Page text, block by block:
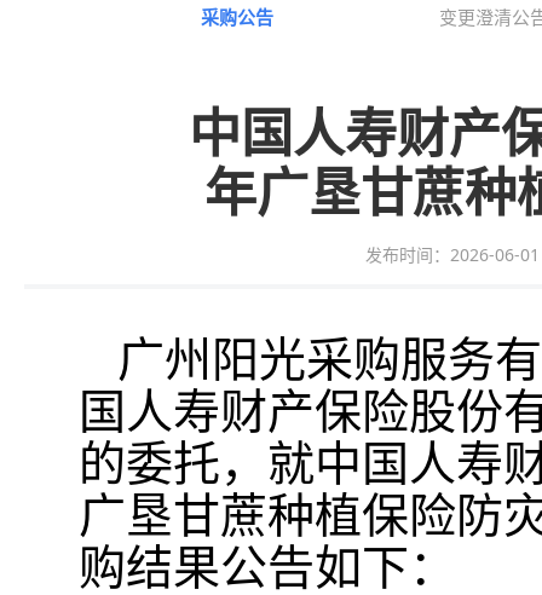
采购公告 变更澄清公
中国人寿财产
年广垦甘蔗种
发布时间：2026-06-
广州 阳光采购服务
国人寿财产保险股份
的委托，就中国人寿
广垦甘蔗种植保险防
购结果公告如下：